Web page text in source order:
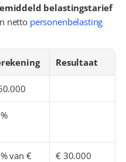
belastingstarief
netto personenbelasting
Resultaat
van €
€ 30.000